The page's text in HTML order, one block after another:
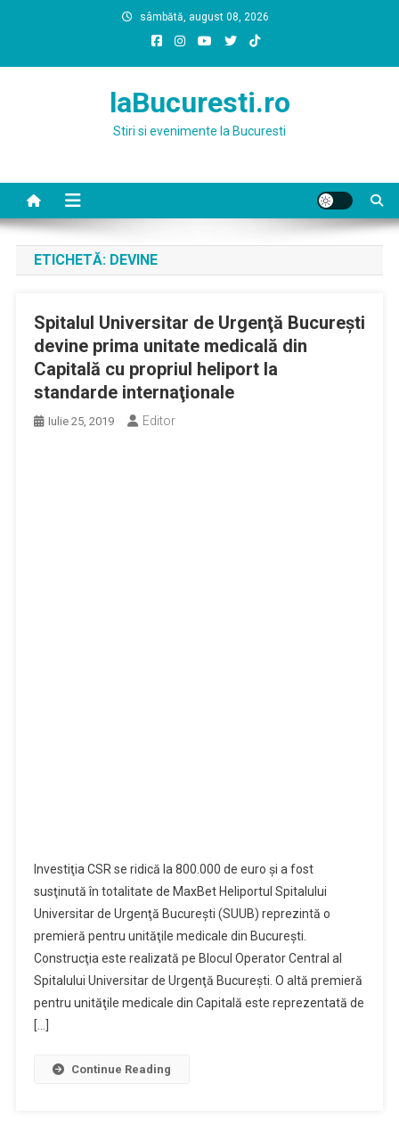
sâmbătă, august 08, 2026
laBucuresti.ro
Stiri si evenimente la Bucuresti
ETICHETĂ: DEVINE
Spitalul Universitar de Urgenţă Bucureşti
devine prima unitate medicală din
Capitală cu propriul heliport la
standarde internaţionale
Iulie 25, 2019 Editor
Investiţia CSR se ridică la 800.000 de euro şi a fost
susţinută în totalitate de MaxBet Heliportul Spitalului
Universitar de Urgenţă Bucureşti (SUUB) reprezintă o
premieră pentru unităţile medicale din Bucureşti.
Construcţia este realizată pe Blocul Operator Central al
Spitalului Universitar de Urgenţă Bucureşti. O altă premieră
pentru unităţile medicale din Capitală este reprezentată de
[…]
Continue Reading